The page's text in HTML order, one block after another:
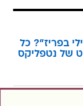
בפריז"? כל
של נטפליקס